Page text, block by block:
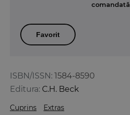
ISBN/ISSN: 1584-8590
Editura: C.H. Beck
Cuprins Extras
comandată
Favorit